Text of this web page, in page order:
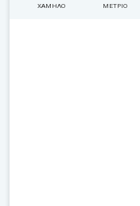
ΧΑΜΗΛΌ ΜΈΤΡΙΟ